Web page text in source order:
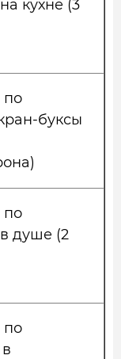
кухне (3
по
буксы
по
душе (2
по